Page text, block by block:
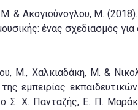
& Ακογιούνογλου, Μ.
ένας σχεδιασμός
Μ., Χαλκιαδάκη, Μ. &
εμπειρίας
Σ. Χ. Πανταζής, Ε. Π.